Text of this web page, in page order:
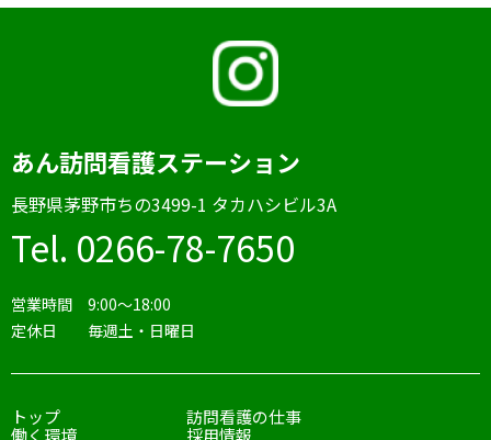
あん訪問看護ステーション
⻑野県茅野市ちの3499-1 タカハシビル3A
Tel. 0266-78-7650
営業時間 9:00〜18:00
定休日 毎週土・日曜日
トップ
訪問看護の仕事
働く環境
採用情報